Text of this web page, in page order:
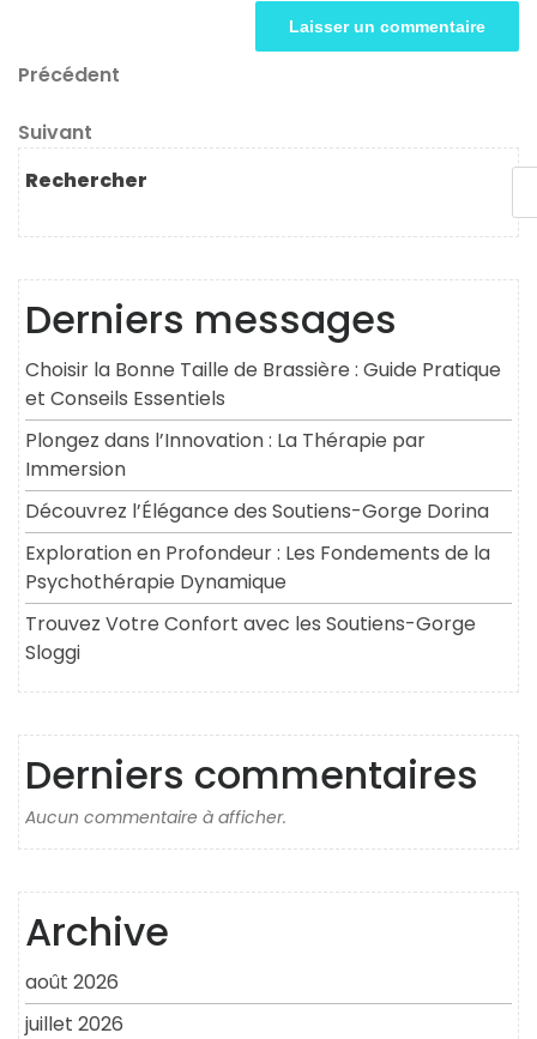
Navigation
de
l’article
Article
Précédent
Article
suivant
Suivant
Rechercher
Derniers messages
Choisir la Bonne Taille de Brassière : Guide Pratique
et Conseils Essentiels
Plongez dans l’Innovation : La Thérapie par
Immersion
Découvrez l’Élégance des Soutiens-Gorge Dorina
Exploration en Profondeur : Les Fondements de la
Psychothérapie Dynamique
Trouvez Votre Confort avec les Soutiens-Gorge
Sloggi
Derniers commentaires
Aucun commentaire à afficher.
Archive
août 2026
juillet 2026